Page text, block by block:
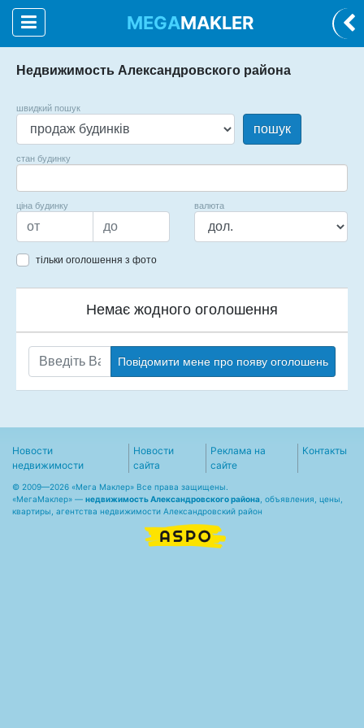
MEGAMAKLER
Недвижимость Александровского района
швидкий пошук
пошук
стан будинку
ціна будинку валюта
тільки оголошення з фото
Немає жодного оголошення
Повідомити мене про появу оголошень
Новости
недвижимости
Новости
сайта
Реклама на
сайте
Контакты
© 2009—2026 «Мега Маклер» Все права защищены.
«МегаМаклер» — недвижимость Александровского района , объявления, цены,
квартиры, агентства недвижимости Александровский район